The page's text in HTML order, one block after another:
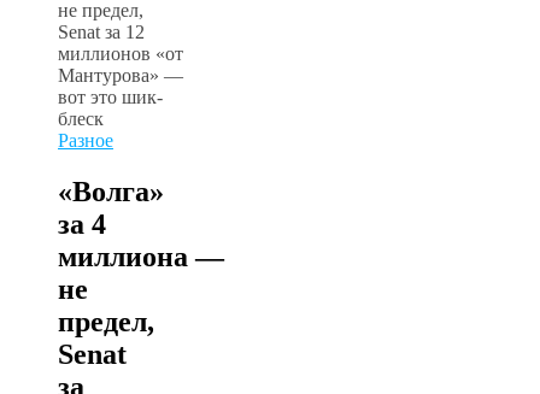
Разное
«Волга»
за 4
миллиона —
не
предел,
Senat
за